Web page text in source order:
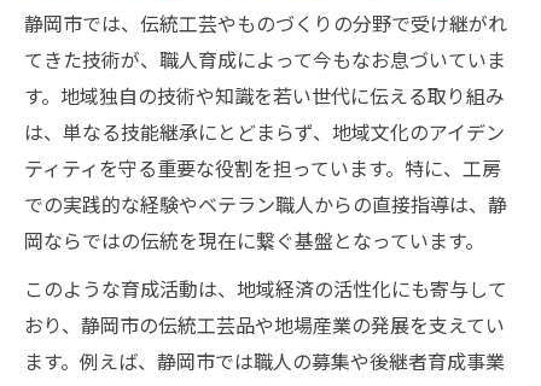
静岡市で注目される職人育成プログラム
職人育成が生む静岡市の新しい価値観とは
職人育成が静岡市の価値観に与える影響
新しい暮らしを創る職人育成の取り組み
静岡市で広がる職人による価値観の変化
地域社会と職人育成が生む未来像
地域の活力を支える職人の育成の真実
地域の活力を高める職人育成の秘密
静岡市では、伝統工芸やものづくりの分野で受け継がれ
てきた技術が、職人育成によって今もなお息づいていま
す。地域独自の技術や知識を若い世代に伝える取り組み
は、単なる技能継承にとどまらず、地域文化のアイデン
ティティを守る重要な役割を担っています。特に、工房
での実践的な経験やベテラン職人からの直接指導は、静
岡ならではの伝統を現在に繋ぐ基盤となっています。
このような育成活動は、地域経済の活性化にも寄与して
おり、静岡市の伝統工芸品や地場産業の発展を支えてい
ます。例えば、静岡市では職人の募集や後継者育成事業